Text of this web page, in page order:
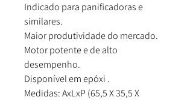
Indicado para panificadoras e
similares.
Maior produtividade do mercado.
Motor potente e de alto
desempenho.
Disponível em epóxi .
Medidas: AxLxP (65,5 X 35,5 X